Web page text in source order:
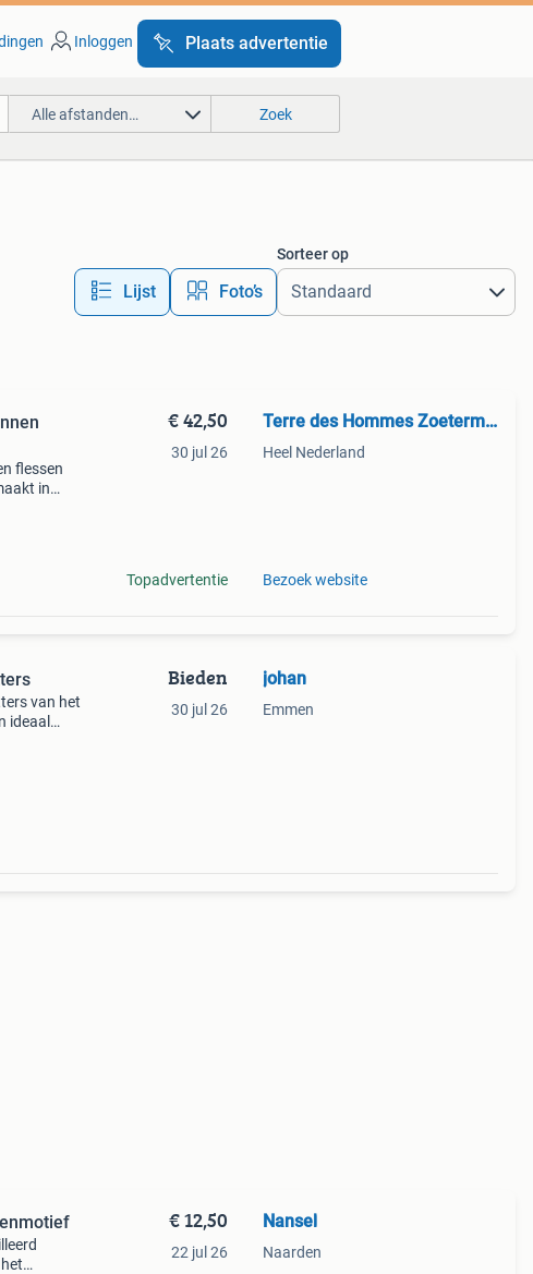
Inloggen Plaats advertentie
Alle afstanden… Zoek
Lijst Foto’s
Sorteer op
flessen
in
€ 42,50
30 jul 26
Topadvertentie
Terre des Hommes Zoetermeer
Heel Nederland
Bezoek website
van het
ideaal
Bieden
30 jul 26
johan
Emmen
€ 12,50
22 jul 26
Nansel
Naarden